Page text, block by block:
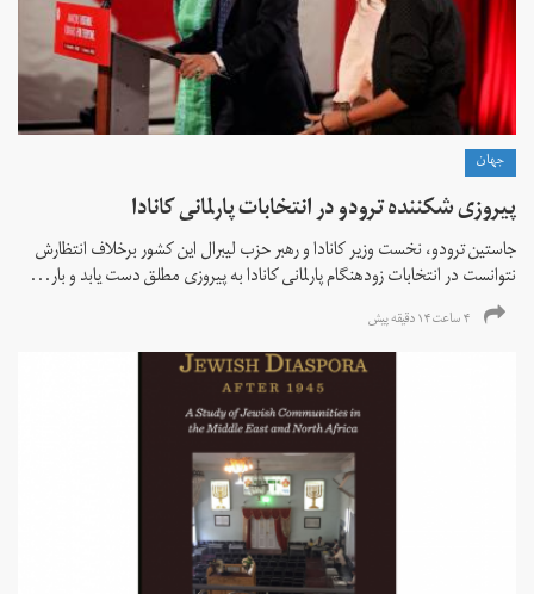
جهان
پیروزی شکننده ترودو در انتخابات پارلمانی کانادا
جاستین ترودو، نخست وزیر کانادا و رهبر حزب لیبرال این کشور برخلاف انتظارش
نتوانست در انتخابات زود‌هنگام پارلمانی کانادا به پیروزی مطلق دست یابد و بار...
۴ ساعت ۱۴ دقیقه پیش